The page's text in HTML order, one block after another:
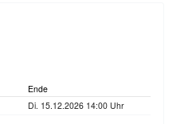
Ende
Di. 15.12.2026 14:00 Uhr